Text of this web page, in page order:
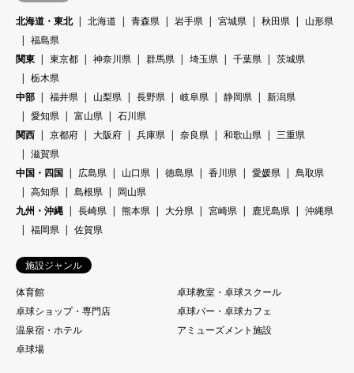
北海道・東北
北海道 青森県 岩手県 宮城県 秋田県
山形県
福島県
関東
東京都 神奈川県 群馬県 埼玉県 千葉県
茨城県
栃木県
中部
福井県 山梨県 長野県 岐阜県 静岡県
新潟県
愛知県
富山県
石川県
関西
京都府 大阪府 兵庫県 奈良県 和歌山県
三重県
滋賀県
中国・四国
広島県 山口県 徳島県 香川県 愛媛県
鳥取県
高知県
島根県
岡山県
九州・沖縄
長崎県 熊本県 大分県 宮崎県 鹿児島県
沖縄県
福岡県
佐賀県
施設ジャンル
体育館
卓球教室・卓球スクール
卓球ショップ・専門店
卓球バー・卓球カフェ
温泉宿・ホテル
アミューズメント施設
卓球場